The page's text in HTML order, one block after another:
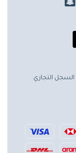
السجل التجاري